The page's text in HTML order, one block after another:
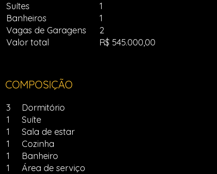
Suítes
1
Banheiros
1
Vagas de Garagens
2
Valor total
R$ 545.000,00
COMPOSIÇÃO
3
Dormitório
1
Suíte
1
Sala de estar
1
Cozinha
1
Banheiro
1
Área de serviço